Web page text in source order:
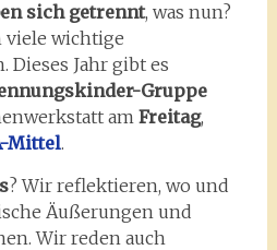
sich getrennt, was nun?
viele wichtige
Dieses Jahr gibt es
Gruppe
am Freitag,
Mittel.
? Wir reflektieren, wo und
Äußerungen und
Wir reden auch